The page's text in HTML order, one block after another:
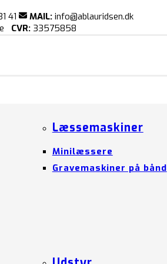
41 MAIL: info@ablauridsen.dk
CVR: 33575858
Læssemaskiner
Minilæssere
Gravemaskiner på bånd